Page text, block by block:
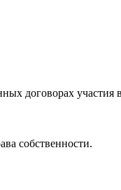
договорах участия
собственности.